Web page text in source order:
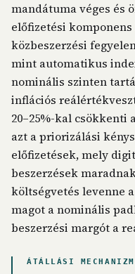
mandátuma véges és
előfizetési
közbeszerzési
mint automatikus
nominális szinten
inflációs
20–25%-kal csökkenti
azt a priorizálási
előfizetések, mely
beszerzések
költségvetés levenne
magot a nominális
beszerzési margót a
ÁTÁLLÁSI